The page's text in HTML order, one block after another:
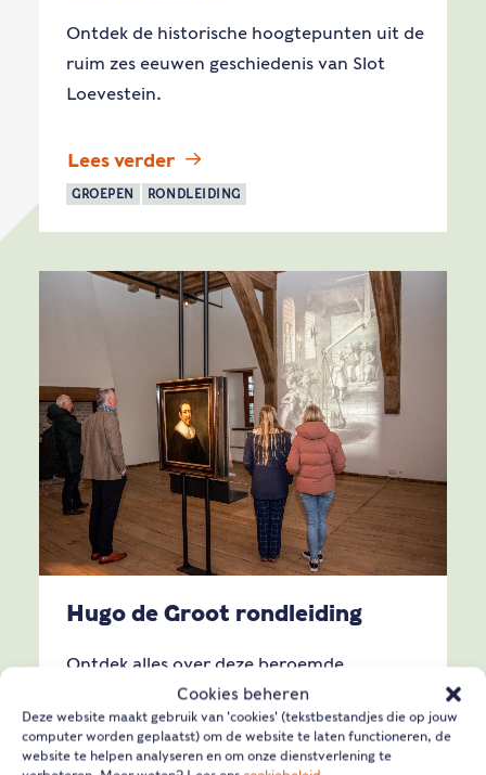
Cookies beheren
Deze website maakt gebruik van 'cookies' (tekstbestandjes die op jouw
computer worden geplaatst) om de website te laten functioneren, de
website te helpen analyseren en om onze dienstverlening te
Ontdek de historische hoogtepunten uit de
ruim zes eeuwen geschiedenis van Slot
Loevestein.
Lees verder
GROEPEN RONDLEIDING
Hugo de Groot rondleiding
Ontdek alles over deze beroemde
gevangene tijdens de speciale Hugo de
Groot rondleiding.